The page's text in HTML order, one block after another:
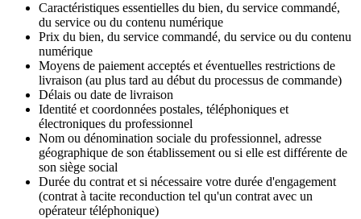
Caractéristiques essentielles du bien, du service commandé,
du service ou du contenu numérique
Prix du bien, du service commandé, du service ou du contenu
numérique
Moyens de paiement acceptés et éventuelles restrictions de
livraison (au plus tard au début du processus de commande)
Délais ou date de livraison
Identité et coordonnées postales, téléphoniques et
électroniques du professionnel
Nom ou dénomination sociale du professionnel, adresse
géographique de son établissement ou si elle est différente de
son siège social
Durée du contrat et si nécessaire votre durée d'engagement
(contrat à tacite reconduction tel qu'un contrat avec un
opérateur téléphonique)